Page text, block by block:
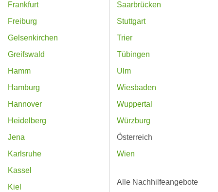
Frankfurt
Freiburg
Gelsenkirchen
Greifswald
Hamm
Hamburg
Hannover
Heidelberg
Jena
Karlsruhe
Kassel
Kiel
Saarbrücken
Stuttgart
Trier
Tübingen
Ulm
Wiesbaden
Wuppertal
Würzburg
Österreich
Wien
Alle Nachhilfeangebote